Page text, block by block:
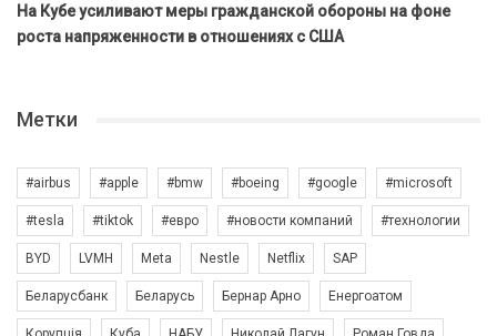
На Кубе усиливают меры гражданской обороны на фоне
роста напряженности в отношениях с США
Метки
#airbus #apple #bmw #boeing #google #microsoft
#tesla #tiktok #евро #новости компаний #технологии
BYD LVMH Meta Nestle Netflix SAP
Беларусбанк Беларусь Бернар Арно Енергоатом